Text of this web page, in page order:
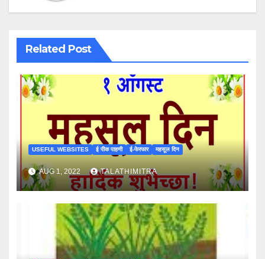
Related Post
USEFUL WEBSITES ई पीक पाहणी ई-फेरफार महसूल दिन
AUG 1, 2022 TALATHIMITRA